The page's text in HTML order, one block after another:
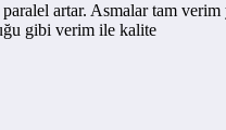
artar. Asmalar tam verim
gibi verim ile kalite